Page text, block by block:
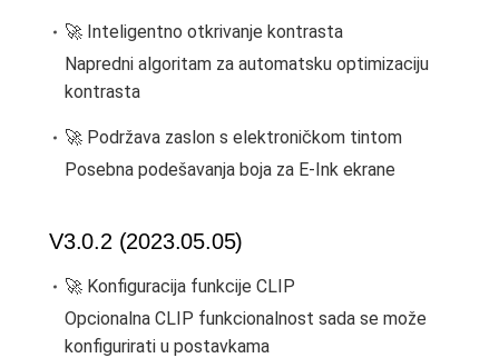
🚀 Inteligentno otkrivanje kontrasta
Napredni algoritam za automatsku optimizaciju
kontrasta
🚀 Podržava zaslon s elektroničkom tintom
Posebna podešavanja boja za E-Ink ekrane
V3.0.2 (2023.05.05)
🚀 Konfiguracija funkcije CLIP
Opcionalna CLIP funkcionalnost sada se može
konfigurirati u postavkama